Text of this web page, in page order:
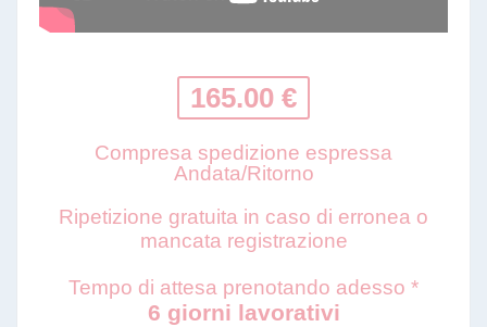
165.00 €
Compresa spedizione espressa
Andata/Ritorno
Ripetizione gratuita in caso di erronea o
mancata registrazione
Tempo di attesa prenotando adesso *
6 giorni lavorativi